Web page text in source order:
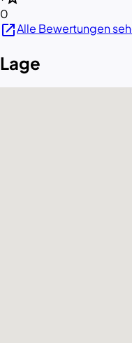
0
open_in_newAlle Bewertungen
Lage